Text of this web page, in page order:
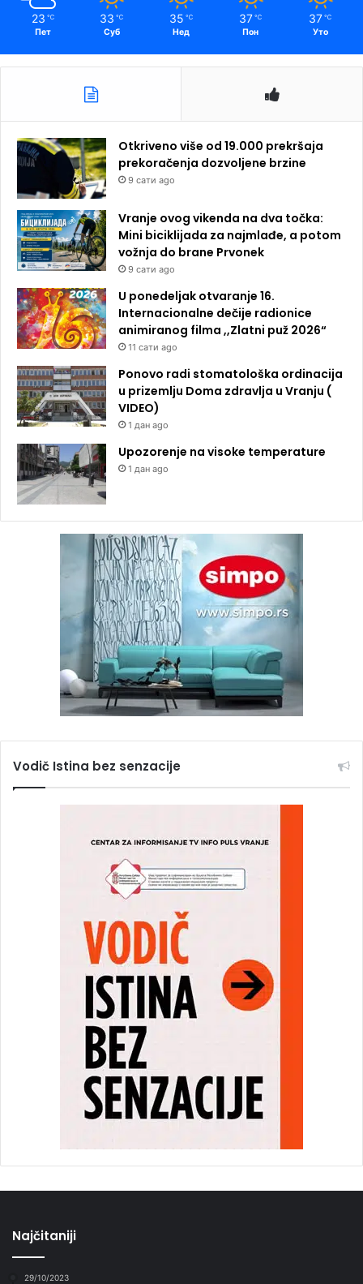
23 ℃
Пет
33 ℃
Суб
35 ℃
Нед
37 ℃
Пон
37 ℃
Уто
Otkriveno više od 19.000 prekršaja
prekoračenja dozvoljene brzine
9 сати ago
Vranje ovog vikenda na dva točka:
Mini biciklijada za najmlađe, a potom
vožnja do brane Prvonek
9 сати ago
U ponedeljak otvaranje 16.
Internacionalne dečije radionice
animiranog filma ,,Zlatni puž 2026“
11 сати ago
Ponovo radi stomatološka ordinacija
u prizemlju Doma zdravlja u Vranju (
VIDEO)
1 дан ago
Upozorenje na visoke temperature
1 дан ago
Vodič Istina bez senzacije
Najčitaniji
29/10/2023